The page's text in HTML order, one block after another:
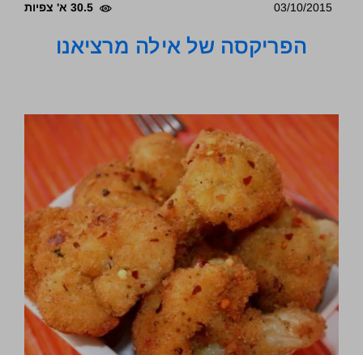
03/10/2015 30.5 א' צפיות
הפריקסה של אילה מרציאנו